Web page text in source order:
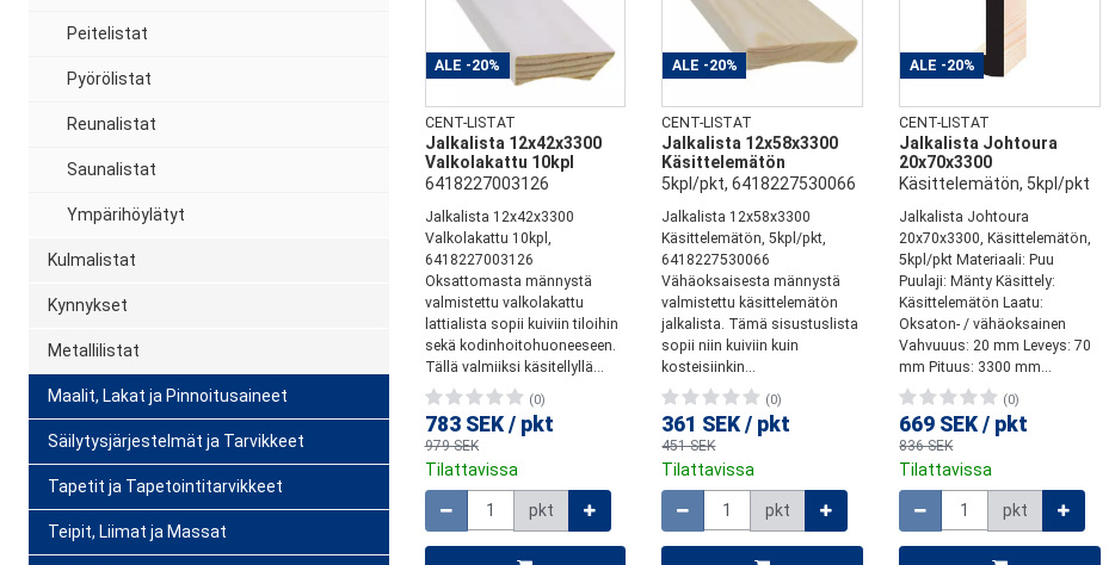
Peitelistat
Pyörölistat
Reunalistat
Saunalistat
Ympärihöylätyt
Kulmalistat
Kynnykset
Metallilistat
Maalit, Lakat ja Pinnoitusaineet
Säilytysjärjestelmät ja Tarvikkeet
Tapetit ja Tapetointitarvikkeet
Teipit, Liimat ja Massat
ALE -20%
CENT-LISTAT
Jalkalista 12x42x3300
Valkolakattu 10kpl
6418227003126
Jalkalista 12x42x3300
Valkolakattu 10kpl,
6418227003126
Oksattomasta männystä
valmistettu valkolakattu
lattialista sopii kuiviin tiloihin
sekä kodinhoitohuoneeseen.
Tällä valmiiksi käsitellyllä...
(0)
783 SEK / pkt
979 SEK
Tilattavissa
Määrä
pkt
ALE -20%
CENT-LISTAT
Jalkalista 12x58x3300
Käsittelemätön
5kpl/pkt, 6418227530066
Jalkalista 12x58x3300
Käsittelemätön, 5kpl/pkt,
6418227530066
Vähäoksaisesta männystä
valmistettu käsittelemätön
jalkalista. Tämä sisustuslista
sopii niin kuiviin kuin
kosteisiinkin...
(0)
361 SEK / pkt
451 SEK
Tilattavissa
Määrä
pkt
ALE -20%
CENT-LISTAT
Jalkalista Johtoura
20x70x3300
Käsittelemätön, 5kpl/pkt
Jalkalista Johtoura
20x70x3300, Käsittelemätön,
5kpl/pkt Materiaali: Puu
Puulaji: Mänty Käsittely:
Käsittelemätön Laatu:
Oksaton- / vähäoksainen
Vahvuuus: 20 mm Leveys: 70
mm Pituus: 3300 mm...
(0)
669 SEK / pkt
836 SEK
Tilattavissa
Määrä
pkt